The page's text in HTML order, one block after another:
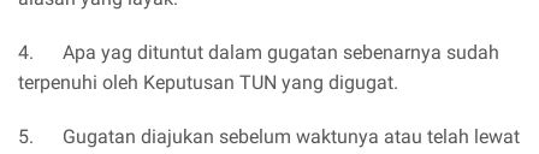
4. Apa yag dituntut dalam gugatan sebenarnya sudah
terpenuhi oleh Keputusan TUN yang digugat.
5. Gugatan diajukan sebelum waktunya atau telah lewat